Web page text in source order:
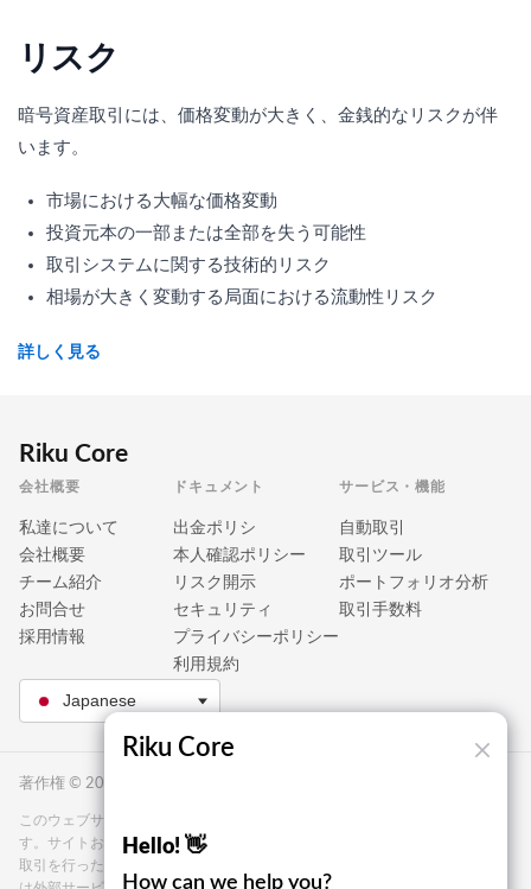
リスク
暗号資産取引には、価格変動が大きく、金銭的なリスクが伴
います。
市場における大幅な価格変動
投資元本の一部または全部を失う可能性
取引システムに関する技術的リスク
相場が大きく変動する局面における流動性リスク
詳しく見る
Riku Core
会社概要
私達について
会社概要
チーム紹介
お問合せ
採用情報
ドキュメント
出金ポリシ
本人確認ポリシー
リスク開示
セキュリティ
プライバシーポリシー
利用規約
サービス・機能
自動取引
取引ツール
ポートフォリオ分析
取引手数料
Japanese
著作権 © 2025 Riku Core。無断複写・転載を禁じます。
このウェブサイトはマーケティング目的の一般的な情報プラットフォームで
す。サイトおよびその管理者は、取引、仲介、または投資関連のサービスや
取引を行ったり促進したりすることはありません。登録時に、お客様の情報
Riku Core
Hello! 👋
How can we help you?